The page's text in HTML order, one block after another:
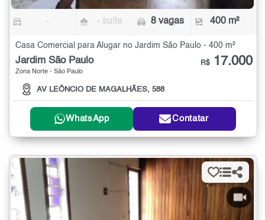
- - suíte 8 vagas 400 m²
Casa Comercial para Alugar no Jardim São Paulo - 400 m²
Jardim São Paulo
Zona Norte - São Paulo
AV LEÔNCIO DE MAGALHÃES, 588
R$ 17.000
WhatsApp Contatar